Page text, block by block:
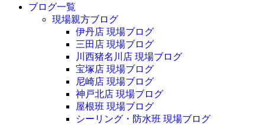
ブログ一覧
現場親方ブログ
伊丹店 現場ブログ
三田店 現場ブログ
川西猪名川店 現場ブログ
宝塚店 現場ブログ
尼崎店 現場ブログ
神戸北店 現場ブログ
屋根班 現場ブログ
シーリング・防水班 現場ブログ